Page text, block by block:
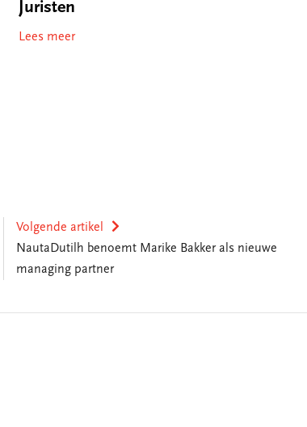
Juristen
Lees meer
Volgende artikel
NautaDutilh benoemt Marike Bakker als nieuwe
managing partner